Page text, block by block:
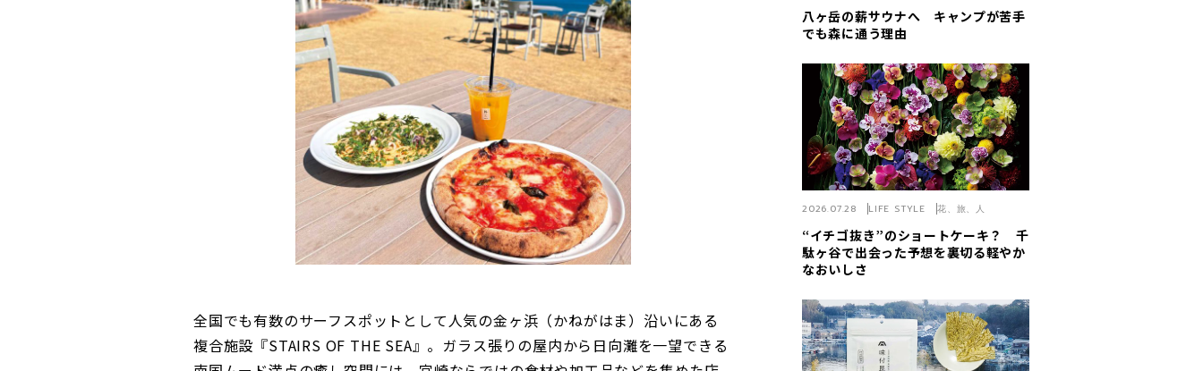
全国でも有数のサーフスポットとして人気の金ヶ浜（かねがはま）沿いにある
複合施設『STAIRS OF THE SEA』。ガラス張りの屋内から日向灘を一望できる
八ヶ岳の薪サウナへ キャンプが苦手
でも森に通う理由
“イチゴ抜き”のショートケーキ？ 千
駄ヶ谷で出会った予想を裏切る軽やか
なおいしさ
2026.07.28 LIFE STYLE 花、旅、人